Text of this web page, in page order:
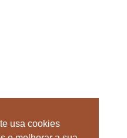
usa cookies